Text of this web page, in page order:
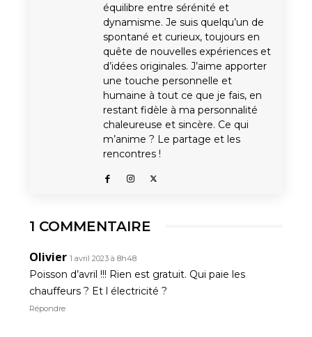
équilibre entre sérénité et
dynamisme. Je suis quelqu’un de
spontané et curieux, toujours en
quête de nouvelles expériences et
d’idées originales. J’aime apporter
une touche personnelle et
humaine à tout ce que je fais, en
restant fidèle à ma personnalité
chaleureuse et sincère. Ce qui
m’anime ? Le partage et les
rencontres !
1 COMMENTAIRE
Olivier 1 avril 2023 à 8h48
Poisson d’avril !!! Rien est gratuit. Qui paie les
chauffeurs ? Et l électricité ?
Répondre